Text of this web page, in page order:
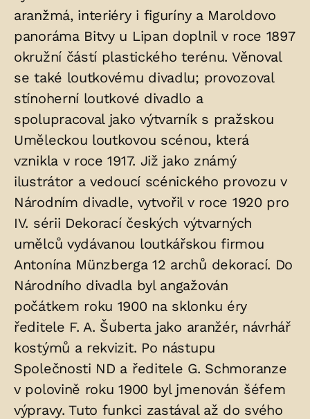
aranžmá, interiéry i figuríny a Maroldovo
panoráma Bitvy u Lipan doplnil v roce 1897
okružní částí plastického terénu. Věnoval
se také loutkovému divadlu; provozoval
stínoherní loutkové divadlo a
spolupracoval jako výtvarník s pražskou
Uměleckou loutkovou scénou, která
vznikla v roce 1917. Již jako známý
ilustrátor a vedoucí scénického provozu v
Národním divadle, vytvořil v roce 1920 pro
IV. sérii Dekorací českých výtvarných
umělců vydávanou loutkářskou firmou
Antonína Münzberga 12 archů dekorací. Do
Národního divadla byl angažován
počátkem roku 1900 na sklonku éry
ředitele F. A. Šuberta jako aranžér, návrhář
kostýmů a rekvizit. Po nástupu
Společnosti ND a ředitele G. Schmoranze
v polovině roku 1900 byl jmenován šéfem
výpravy. Tuto funkci zastával až do svého